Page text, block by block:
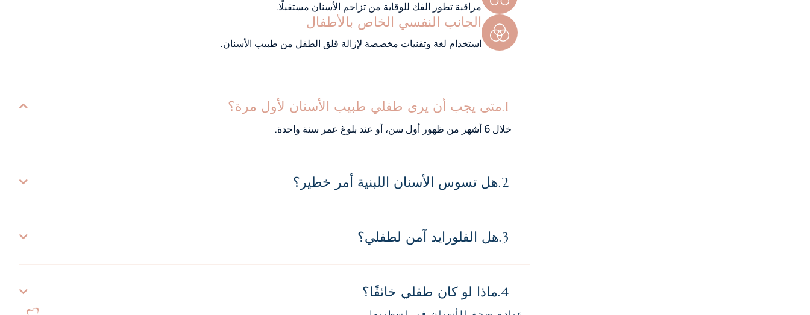
مراقبة تطور الفك للوقاية من تزاحم الأسنان مستقبلًا.
الجانب النفسي الخاص بالأطفال
استخدام لغة وتقنيات مخصصة لإزالة قلق الطفل من طبيب الأسنان.
متى يجب أن يرى طفلي طبيب الأسنان لأول مرة؟
خلال 6 أشهر من ظهور أول سن، أو عند بلوغ عمر سنة واحدة.
هل تسوس الأسنان اللبنية أمر خطير؟
هل الفلورايد آمن لطفلي؟
ماذا لو كان طفلي خائفًا؟